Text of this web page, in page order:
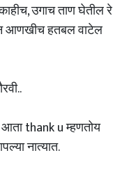
उगाच ताण घेतील रे
आणखीच हतबल वाटेल
आता thank u म्हणतोय
नात्यात.